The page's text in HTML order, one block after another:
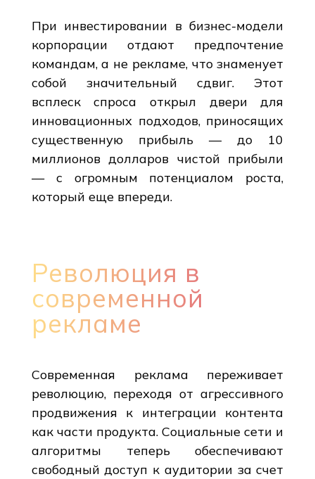
При инвестировании в бизнес-модели
корпорации отдают предпочтение
командам, а не рекламе, что знаменует
собой значительный сдвиг. Этот
всплеск спроса открыл двери для
инновационных подходов, приносящих
существенную прибыль — до 10
миллионов долларов чистой прибыли
— с огромным потенциалом роста,
который еще впереди.
Революция в
современной
рекламе
Современная реклама переживает
революцию, переходя от агрессивного
продвижения к интеграции контента
как части продукта. Социальные сети и
алгоритмы теперь обеспечивают
свободный доступ к аудитории за счет